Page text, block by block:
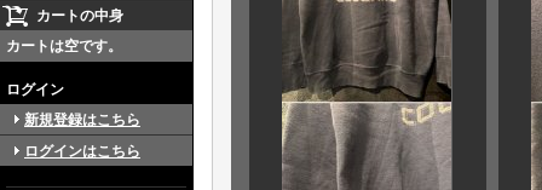
カートの中身
カートは空です。
ログイン
新規登録はこちら
ログインはこちら